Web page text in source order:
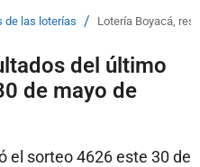
de las loterías / Lotería Boyacá,
del último
de mayo de
el sorteo 4626 este 30 de